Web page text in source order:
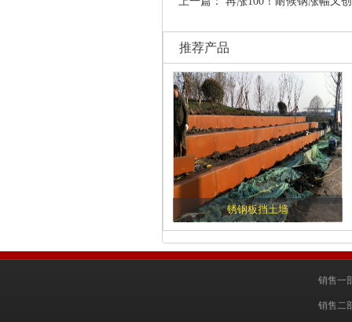
推荐产品
锈钢板挡土墙
销售一
销售二